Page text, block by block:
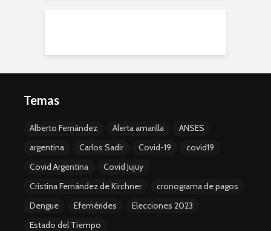
Temas
Alberto Fernández Alerta amarilla
ANSES
argentina
Carlos Sadir Covid-19
covid19
Covid Argentina
Covid Jujuy
Cristina Fernández de Kirchner
cronograma de pagos
Dengue
Efemérides
Elecciones 2023
Estado del Tiempo